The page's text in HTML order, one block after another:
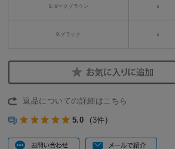
8.ダークブラウン ○
9.ブラック ○
返品についての詳細はこちら
5.0 (3件)